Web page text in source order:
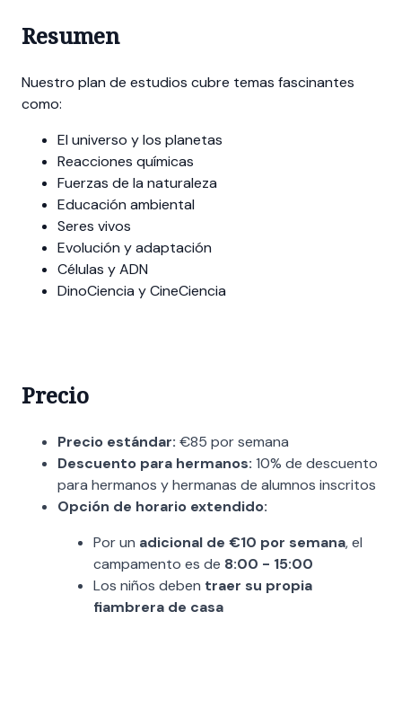
Resumen
Nuestro plan de estudios cubre temas fascinantes
como:
El universo y los planetas
Reacciones químicas
Fuerzas de la naturaleza
Educación ambiental
Seres vivos
Evolución y adaptación
Células y ADN
DinoCiencia y CineCiencia
Precio
Precio estándar: €85 por semana
Descuento para hermanos: 10% de descuento
para hermanos y hermanas de alumnos inscritos
Opción de horario extendido:
Por un adicional de €10 por semana, el
campamento es de 8:00 - 15:00
Los niños deben traer su propia
fiambrera de casa